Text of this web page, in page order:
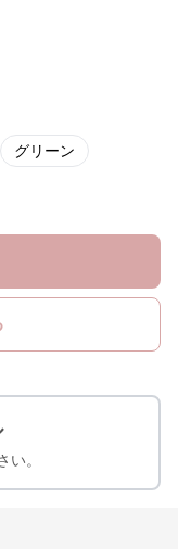
グリーン
い。